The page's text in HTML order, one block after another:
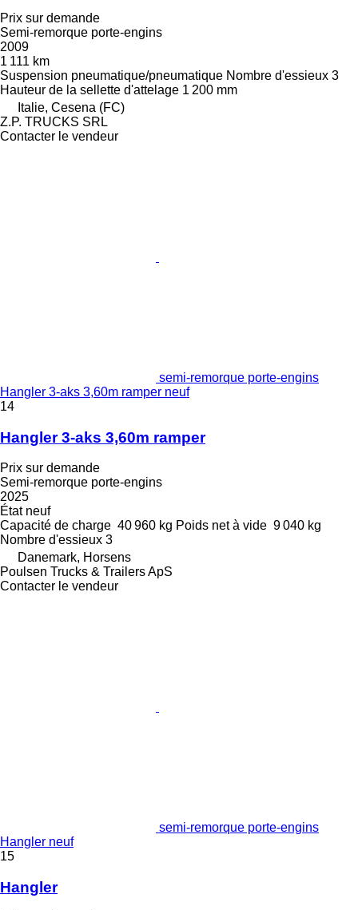
Prix sur demande
Semi-remorque porte-engins
2009
1 111 km
Suspension pneumatique/pneumatique Nombre d'essieux 3
Hauteur de la sellette d'attelage 1 200 mm
Italie, Cesena (FC)
Z.P. TRUCKS SRL
Contacter le vendeur
semi-remorque porte-engins
Hangler 3-aks 3,60m ramper neuf
14
Hangler 3-aks 3,60m ramper
Prix sur demande
Semi-remorque porte-engins
2025
Étatneuf
Capacité de charge 40 960 kg Poids net à vide 9 040 kg
Nombre d'essieux 3
Danemark, Horsens
Poulsen Trucks & Trailers ApS
Contacter le vendeur
semi-remorque porte-engins
Hangler neuf
15
Hangler